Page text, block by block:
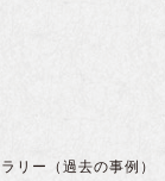
リー（過去の事例）